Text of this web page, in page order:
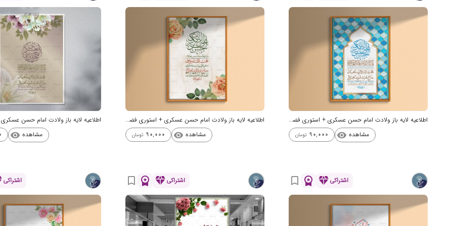
اطلاعیه لایه باز ولادت امام حسن عسکری + استوری فضای مجازی
مشاهده visibility
90,000 تومان
اطلاعیه لایه باز ولادت امام حسن عسکری + استوری فضای مجازی
مشاهده visibility
90,000 تومان
مشاهده visibility
اشتراکیdiamond
workspace_premium
bookmark_border اشتراکیdiamond
workspace_premium
bookmark_border اشتراکی